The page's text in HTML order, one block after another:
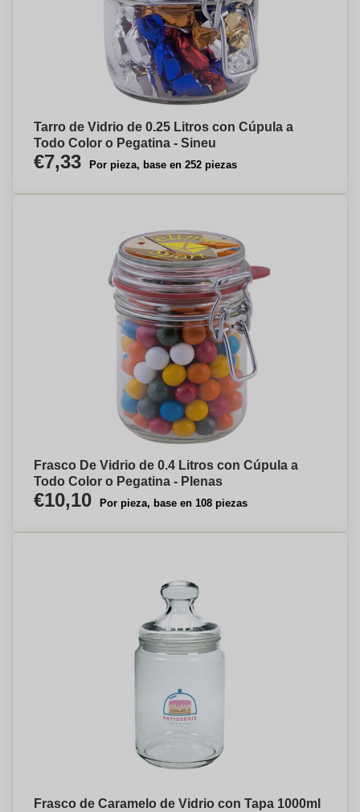
Tarro de Vidrio de 0.25 Litros con Cúpula a
Todo Color o Pegatina - Sineu
€7,33 Por pieza, base en 252 piezas
Frasco De Vidrio de 0.4 Litros con Cúpula a
Todo Color o Pegatina - Plenas
€10,10 Por pieza, base en 108 piezas
Frasco de Caramelo de Vidrio con Tapa 1000ml